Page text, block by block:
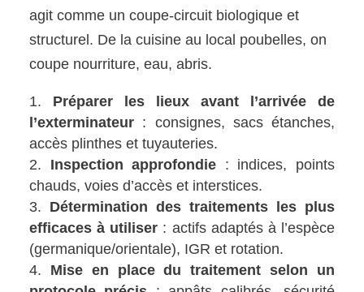
agit comme un coupe-circuit biologique et
structurel. De la cuisine au local poubelles, on
coupe nourriture, eau, abris.
Préparer les lieux avant l’arrivée de
l’exterminateur : consignes, sacs étanches,
accès plinthes et tuyauteries.
Inspection approfondie : indices, points
chauds, voies d’accès et interstices.
Détermination des traitements les plus
efficaces à utiliser : actifs adaptés à l’espèce
(germanique/orientale), IGR et rotation.
Mise en place du traitement selon un